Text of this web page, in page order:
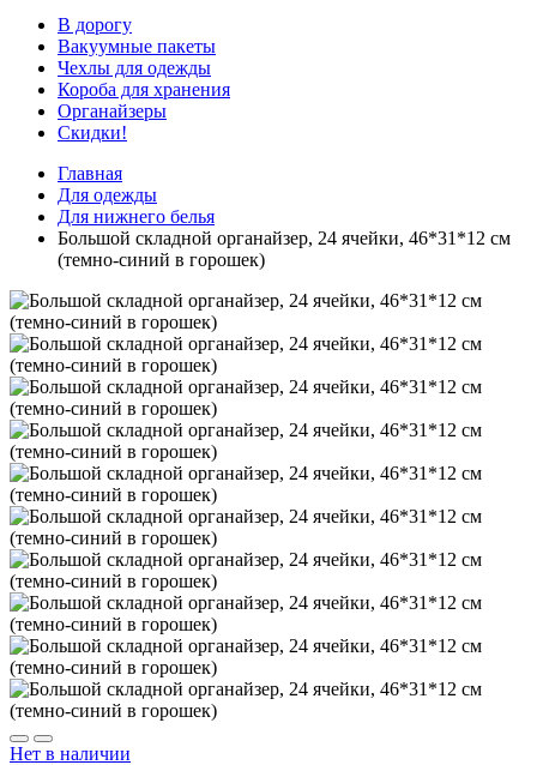
В дорогу
Вакуумные пакеты
Чехлы для одежды
Короба для хранения
Органайзеры
Скидки!
Главная
Для одежды
Для нижнего белья
Большой складной органайзер, 24 ячейки, 46*31*12 см
(темно-синий в горошек)
Нет в наличии